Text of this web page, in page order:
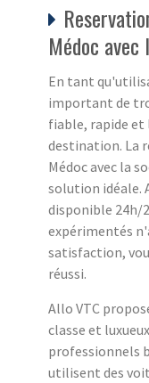
Médoc
En tant
important de
fiable, rapide et
destination. La
Médoc avec la
solution idéale.
disponible 24h/
expérimentés
satisfaction,
réussi.
Allo VTC
classe et
professionnels
utilisent des